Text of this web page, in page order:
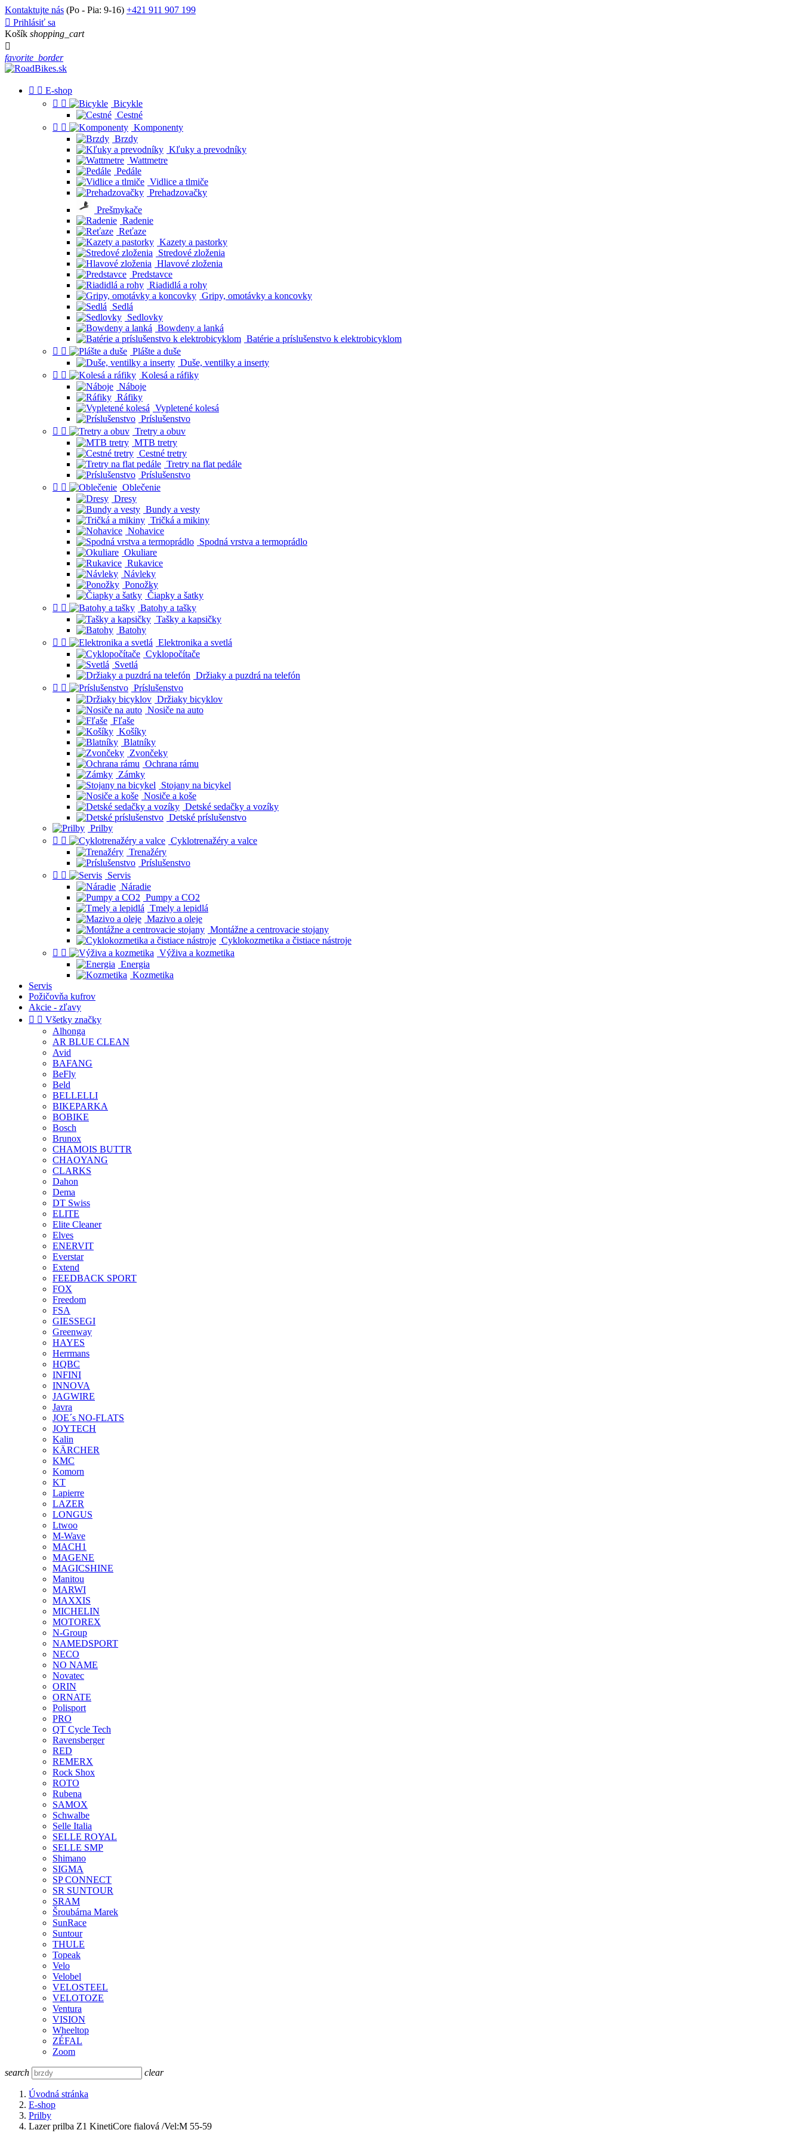
Kontaktujte nás (Po - Pia: 9-16) +421 911 907 199
 Prihlásiť sa
Košík shopping_cart

favorite_border
  E-shop
 
Bicykle
Cestné
 
Komponenty
Brzdy
Kľuky a prevodníky
Wattmetre
Pedále
Vidlice a tlmiče
Prehadzovačky
Prešmykače
Radenie
Reťaze
Kazety a pastorky
Stredové zloženia
Hlavové zloženia
Predstavce
Riadidlá a rohy
Gripy, omotávky a koncovky
Sedlá
Sedlovky
Bowdeny a lanká
Batérie a príslušenstvo k elektrobicyklom
 
Plášte a duše
Duše, ventilky a inserty
 
Kolesá a ráfiky
Náboje
Ráfiky
Vypletené kolesá
Príslušenstvo
 
Tretry a obuv
MTB tretry
Cestné tretry
Tretry na flat pedále
Príslušenstvo
 
Oblečenie
Dresy
Bundy a vesty
Tričká a mikiny
Nohavice
Spodná vrstva a termoprádlo
Okuliare
Rukavice
Návleky
Ponožky
Čiapky a šatky
 
Batohy a tašky
Tašky a kapsičky
Batohy
 
Elektronika a svetlá
Cyklopočítače
Svetlá
Držiaky a puzdrá na telefón
 
Príslušenstvo
Držiaky bicyklov
Nosiče na auto
Fľaše
Košíky
Blatníky
Zvončeky
Ochrana rámu
Zámky
Stojany na bicykel
Nosiče a koše
Detské sedačky a vozíky
Detské príslušenstvo
Prilby
 
Cyklotrenažéry a valce
Trenažéry
Príslušenstvo
 
Servis
Náradie
Pumpy a CO2
Tmely a lepidlá
Mazivo a oleje
Montážne a centrovacie stojany
Cyklokozmetika a čistiace nástroje
 
Výživa a kozmetika
Energia
Kozmetika
Servis
Požičovňa kufrov
Akcie - zľavy
  Všetky značky
Alhonga
AR BLUE CLEAN
Avid
BAFANG
BeFly
Beld
BELLELLI
BIKEPARKA
BOBIKE
Bosch
Brunox
CHAMOIS BUTTR
CHAOYANG
CLARKS
Dahon
Dema
DT Swiss
ELITE
Elite Cleaner
Elves
ENERVIT
Everstar
Extend
FEEDBACK SPORT
FOX
Freedom
FSA
GIESSEGI
Greenway
HAYES
Herrmans
HQBC
INFINI
INNOVA
JAGWIRE
Javra
JOE´s NO-FLATS
JOYTECH
Kalin
KÄRCHER
KMC
Komorn
KT
Lapierre
LAZER
LONGUS
Ltwoo
M-Wave
MACH1
MAGENE
MAGICSHINE
Manitou
MARWI
MAXXIS
MICHELIN
MOTOREX
N-Group
NAMEDSPORT
NECO
NO NAME
Novatec
ORIN
ORNATE
Polisport
PRO
QT Cycle Tech
Ravensberger
RED
REMERX
Rock Shox
ROTO
Rubena
SAMOX
Schwalbe
Selle Italia
SELLE ROYAL
SELLE SMP
Shimano
SIGMA
SP CONNECT
SR SUNTOUR
SRAM
Šroubárna Marek
SunRace
Suntour
THULE
Topeak
Velo
Velobel
VELOSTEEL
VELOTOZE
Ventura
VISION
Wheeltop
ZÉFAL
Zoom
search clear
Úvodná stránka
E-shop
Prilby
Lazer prilba Z1 KinetiCore fialová /Vel:M 55-59